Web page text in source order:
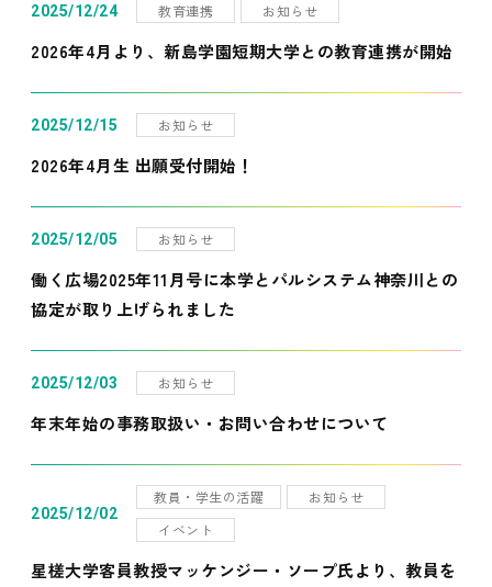
2025/12/24 教育連携 お知らせ
2026年4月より、新島学園短期大学との教育連携が開始
2025/12/15 お知らせ
2026年4月生 出願受付開始！
2025/12/05 お知らせ
働く広場2025年11月号に本学とパルシステム神奈川との
協定が取り上げられました
2025/12/03 お知らせ
年末年始の事務取扱い・お問い合わせについて
2025/12/02
教員・学生の活躍
お知らせ
イベント
星槎大学客員教授マッケンジー・ソープ氏より、教員を